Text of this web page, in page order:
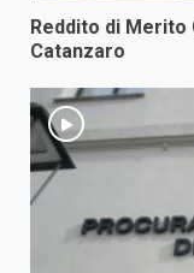
Reddito di
Catanzaro